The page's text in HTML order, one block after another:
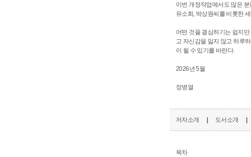
이번 개정작업에서도 많은
유소희, 박상원씨를 비롯한
어떤 것을 결심하기는 쉽지
고 자신감을 잃지 않고 하루
이 될 수 있기를 바란다.
2026년 5월
정병열
저자소개 | 도서소개 |
목차